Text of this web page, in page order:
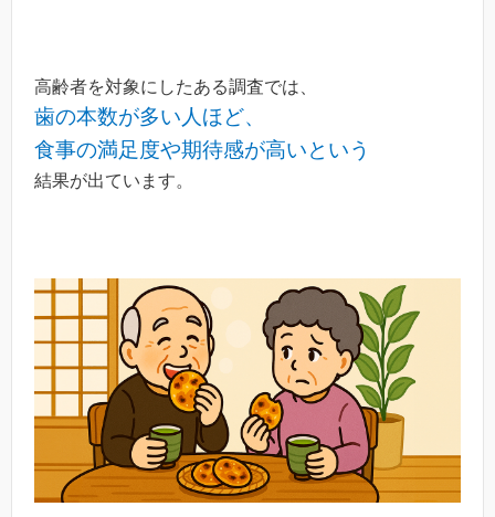
高齢者を対象にしたある調査では、
歯の本数が多い人ほど、
食事の満足度や期待感が高いという
結果が出ています。